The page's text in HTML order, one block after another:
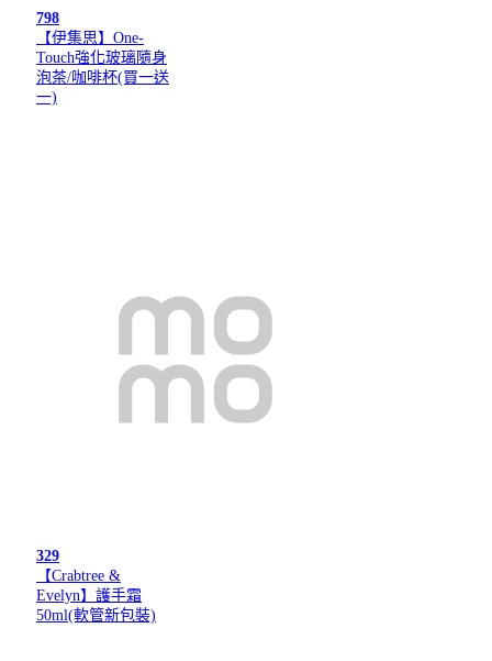
798
【伊集思】One-
Touch強化玻璃隨身
泡茶/咖啡杯(買一送
一)
329
【Crabtree &
Evelyn】護手霜
50ml(軟管新包裝)